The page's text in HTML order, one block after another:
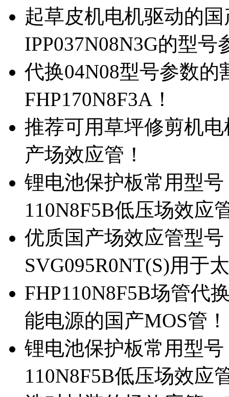
起草皮机电机驱动的
IPP037N08N3G的型号
代换04N08型号参数
FHP170N8F3A！
推荐可用草坪修剪机电
产场效应管！
锂电池保护板常用型号
110N8F5B低压场效应
优质国产场效应管型
SVG095R0NT(S)用于
FHP110N8F5B场管代
能电源的国产MOS管！
锂电池保护板常用型
110N8F5B低压场效应